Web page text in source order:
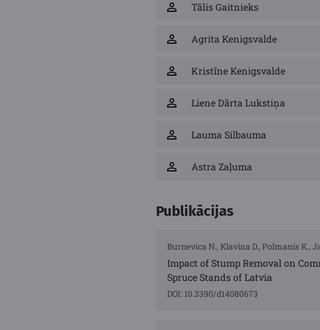
Tālis Gaitnieks
Agrita Kenigsvalde
Kristīne Kenigsvalde
Liene Dārta Lukstiņa
Lauma Silbauma
Astra Zaļuma
Publikācijas
Burnevica N., Klavina D., Polmanis K.,
Impact of Stump Removal on
Spruce Stands of Latvia
DOI: 10.3390/d14080673